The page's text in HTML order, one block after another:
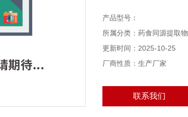
产品型号：
所属分类：药食同源提取物
更新时间：2025-10-25
厂商性质：生产厂家
联系我们